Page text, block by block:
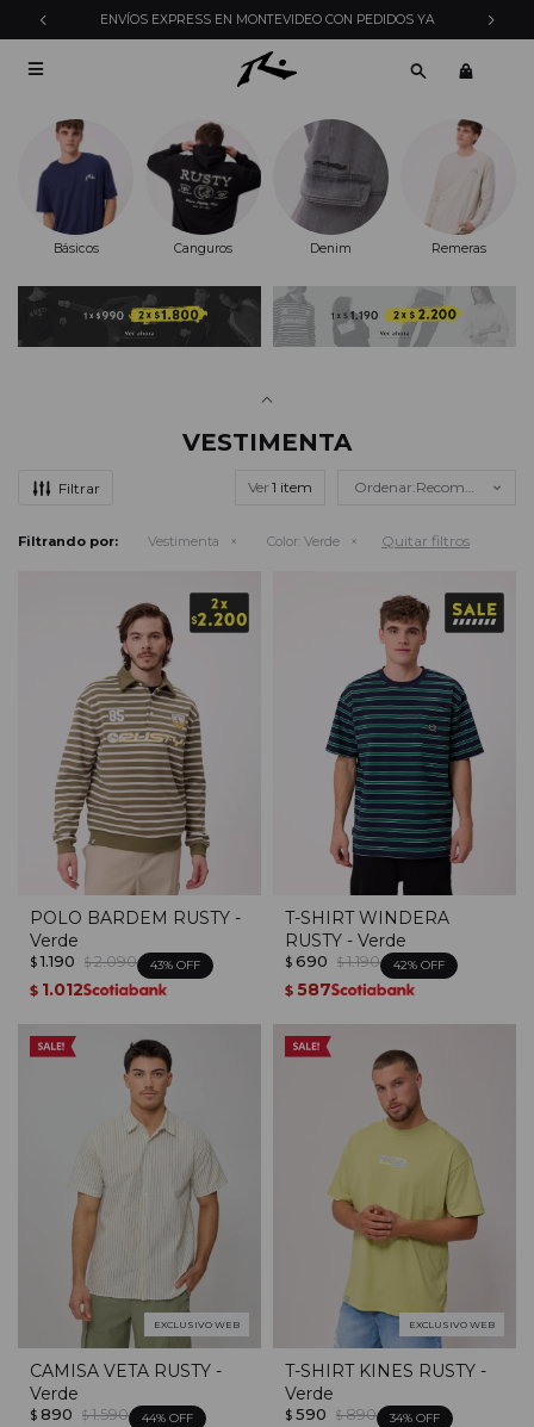
ENVÍOS EXPRESS EN MONTEVIDEO CON PEDIDOS YA

Básicos Canguros Denim Remeras
VESTIMENTA
Ver Recomendados
Filtrando por: Vestimenta Color: Verde Quitar filtros
POLO BARDEM RUSTY -
Verde
$ 1.190 $ 2.090 43
$ 1.012
T-SHIRT WINDERA
RUSTY - Verde
$ 690 $ 1.190 42
$ 587
EXCLUSIVO WEB
CAMISA VETA RUSTY -
Verde
$ 890 $ 1.590 44
EXCLUSIVO WEB
T-SHIRT KINES RUSTY -
Verde
$ 590 $ 890 34